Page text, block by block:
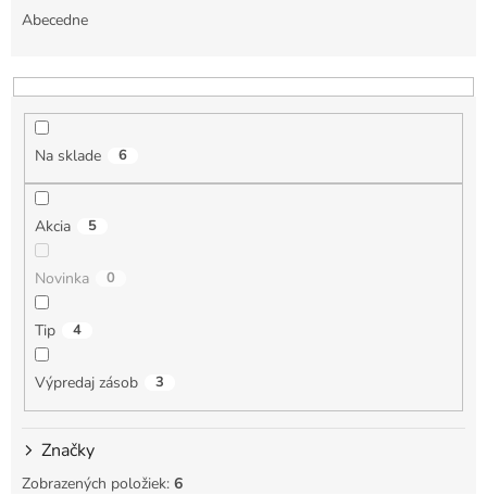
i
e
Abecedne
Na sklade 6
Akcia 5
Novinka 0
Tip 4
Výpredaj zásob 3
Značky
Zobrazených položiek: 6